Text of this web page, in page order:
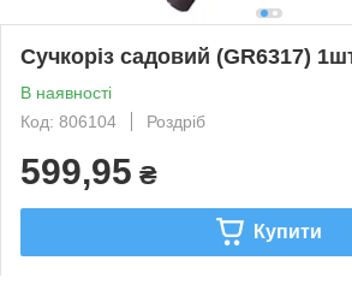
Сучкоріз садовий (GR6317)
В наявності
Код: 806104
Роздріб
599,95 ₴
Купити